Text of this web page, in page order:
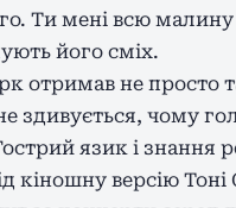
Ти мені всю
його сміх.
отримав не просто
здивується, чому
язик і знання
кіношну версію